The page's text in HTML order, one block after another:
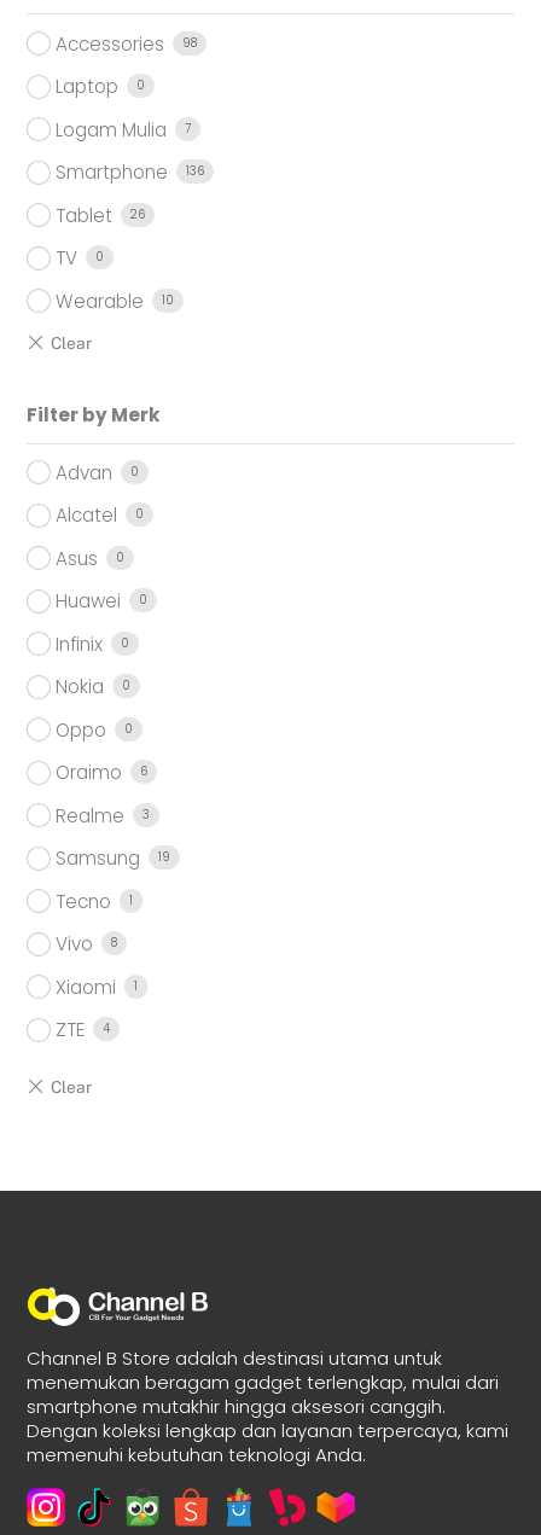
Accessories 98
Laptop 0
Logam Mulia 7
Smartphone 136
Tablet 26
TV 0
Wearable 10
Filter by Merk
Advan 0
Alcatel 0
Asus 0
Huawei 0
Infinix 0
Nokia 0
Oppo 0
Oraimo 6
Realme 3
Samsung 19
Tecno 1
Vivo 8
Xiaomi 1
ZTE 4
Channel B Store adalah destinasi utama untuk
menemukan beragam gadget terlengkap, mulai dari
smartphone mutakhir hingga aksesori canggih.
Dengan koleksi lengkap dan layanan terpercaya, kami
memenuhi kebutuhan teknologi Anda.